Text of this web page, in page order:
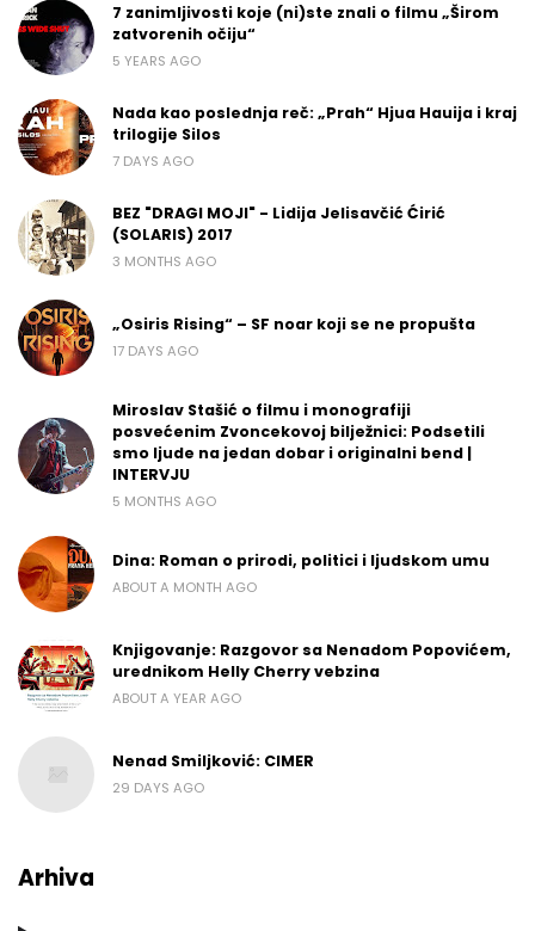
7 zanimljivosti koje (ni)ste znali o filmu „Širom
zatvorenih očiju“
5 YEARS AGO
Nada kao poslednja reč: „Prah“ Hjua Hauija i kraj
trilogije Silos
7 DAYS AGO
BEZ "DRAGI MOJI" - Lidija Jelisavčić Ćirić
(SOLARIS) 2017
3 MONTHS AGO
„Osiris Rising“ – SF noar koji se ne propušta
17 DAYS AGO
Miroslav Stašić o filmu i monografiji
posvećenim Zvoncekovoj bilježnici: Podsetili
smo ljude na jedan dobar i originalni bend |
INTERVJU
5 MONTHS AGO
Dina: Roman o prirodi, politici i ljudskom umu
ABOUT A MONTH AGO
Knjigovanje: Razgovor sa Nenadom Popovićem,
urednikom Helly Cherry vebzina
ABOUT A YEAR AGO
Nenad Smiljković: CIMER
29 DAYS AGO
Arhiva